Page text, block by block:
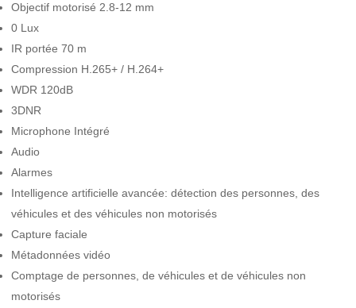
Objectif motorisé 2.8-12 mm
0 Lux
IR portée 70 m
Compression H.265+ / H.264+
WDR 120dB
3DNR
Microphone Intégré
Audio
Alarmes
Intelligence artificielle avancée: détection des personnes, des
véhicules et des véhicules non motorisés
Capture faciale
Métadonnées vidéo
Comptage de personnes, de véhicules et de véhicules non
motorisés